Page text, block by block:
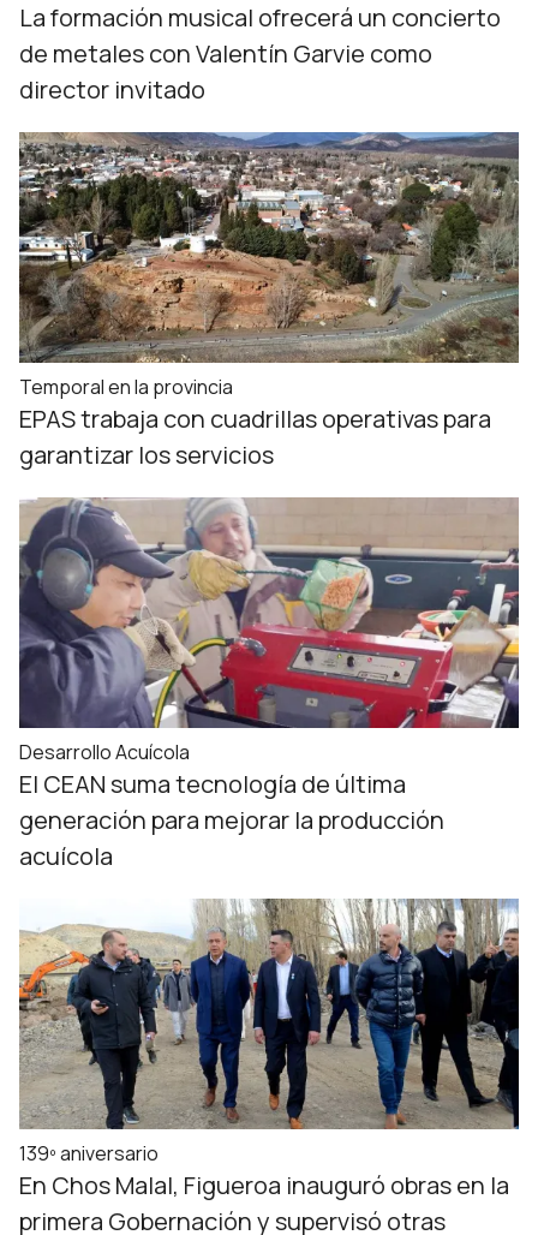
La formación musical ofrecerá un concierto
de metales con Valentín Garvie como
director invitado
Temporal en la provincia
EPAS trabaja con cuadrillas operativas para
garantizar los servicios
Desarrollo Acuícola
El CEAN suma tecnología de última
generación para mejorar la producción
acuícola
139º aniversario
En Chos Malal, Figueroa inauguró obras en la
primera Gobernación y supervisó otras